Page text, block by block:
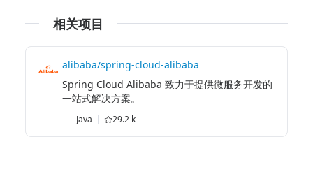
相关项目
alibaba/spring-cloud-alibaba
Spring Cloud Alibaba 致力于提供微服务开发的
一站式解决方案。
Java 29.2 k